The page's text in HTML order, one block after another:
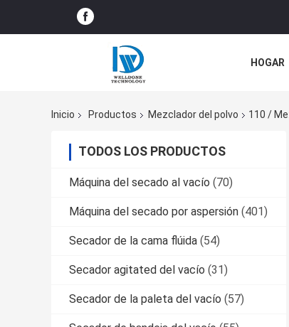
HOGAR
Inicio
Productos Mezclador del polvo 110 /
TODOS LOS PRODUCTOS
Máquina del secado al vacío (70)
Máquina del secado por aspersión (401)
Secador de la cama flúida (54)
Secador agitated del vacío (31)
Secador de la paleta del vacío (57)